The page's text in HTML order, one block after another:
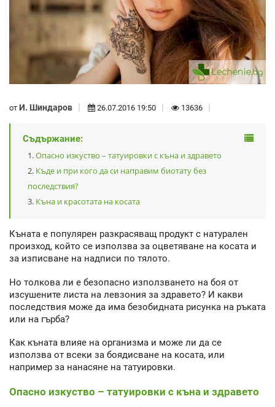
от И. Шиндаров 26.07.2016 19:50 13636
Съдържание:
Опасно изкуство – татуировки с къна и здравето
Къде и при кого да си направим биотату без
последствия?
Къна и красотата на косата
Къната е популярен разкрасяващ продукт с натурален
произход, който се използва за оцветяване на косата и
за изписване на надписи по тялото.
Но толкова ли е безопасно използването на боя от
изсушените листа на левзония за здравето? И какви
последствия може да има безобидната рисунка на ръката
или на гърба?
Как къната влияе на организма и може ли да се
използва от всеки за боядисване на косата, или
например за нанасяне на татуировки.
Опасно изкуство – татуировки с къна и здравето